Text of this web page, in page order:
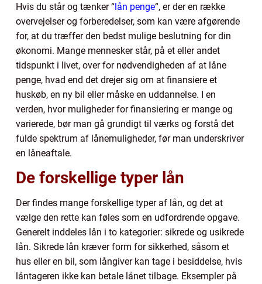
Hvis du står og tænker “lån penge“, er der en række
overvejelser og forberedelser, som kan være afgørende
for, at du træffer den bedst mulige beslutning for din
økonomi. Mange mennesker står, på et eller andet
tidspunkt i livet, over for nødvendigheden af at låne
penge, hvad end det drejer sig om at finansiere et
huskøb, en ny bil eller måske en uddannelse. I en
verden, hvor muligheder for finansiering er mange og
varierede, bør man gå grundigt til værks og forstå det
fulde spektrum af lånemuligheder, før man underskriver
en låneaftale.
De forskellige typer lån
Der findes mange forskellige typer af lån, og det at
vælge den rette kan føles som en udfordrende opgave.
Generelt inddeles lån i to kategorier: sikrede og usikrede
lån. Sikrede lån kræver form for sikkerhed, såsom et
hus eller en bil, som långiver kan tage i besiddelse, hvis
låntageren ikke kan betale lånet tilbage. Eksempler på